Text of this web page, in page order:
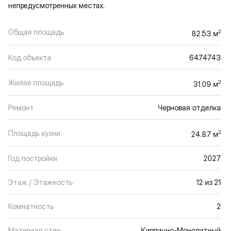
непредусмотренных местах.
Общая площадь 82.53 м2
Код объекта 6474743
Жилая площадь 31.09 м2
Ремонт Черновая отделка
Площадь кухни 24.87 м2
Год постройки 2027
Этаж / Этажность 12 из 21
Комнатность 2